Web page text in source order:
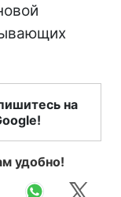
на
удобно!